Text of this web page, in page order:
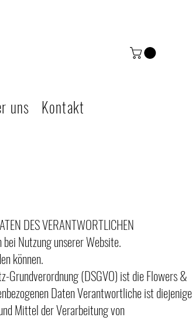
uns Kontakt
DES VERANTWORTLICHEN
Nutzung unserer Website.
können.
(DSGVO) ist die Flowers &
Daten Verantwortliche ist diejenige
Mittel der Verarbeitung von